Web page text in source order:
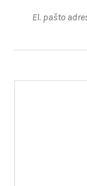
El. pašto